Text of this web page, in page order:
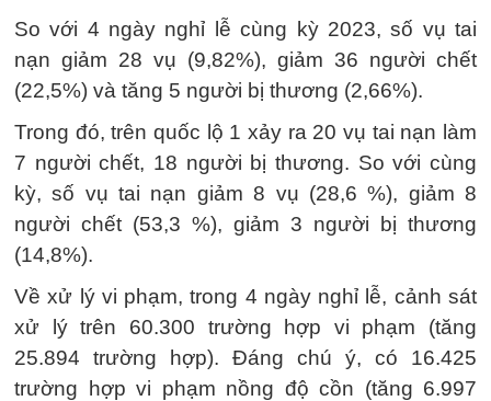
So với 4 ngày nghỉ lễ cùng kỳ 2023, số vụ tai
nạn giảm 28 vụ (9,82%), giảm 36 người chết
(22,5%) và tăng 5 người bị thương (2,66%).
Trong đó, trên quốc lộ 1 xảy ra 20 vụ tai nạn làm
7 người chết, 18 người bị thương. So với cùng
kỳ, số vụ tai nạn giảm 8 vụ (28,6 %), giảm 8
người chết (53,3 %), giảm 3 người bị thương
(14,8%).
Về xử lý vi phạm, trong 4 ngày nghỉ lễ, cảnh sát
xử lý trên 60.300 trường hợp vi phạm (tăng
25.894 trường hợp). Đáng chú ý, có 16.425
trường hợp vi phạm nồng độ cồn (tăng 6.997